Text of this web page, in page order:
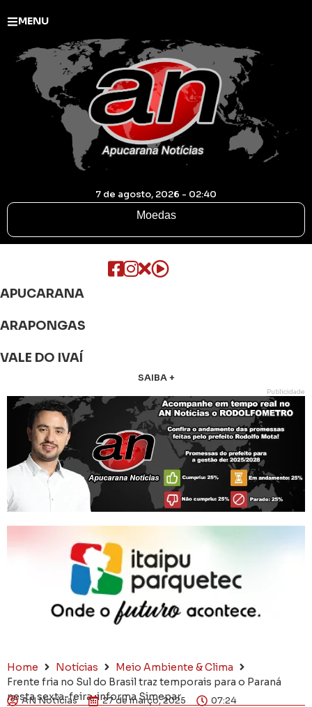
MENU
7 de agosto, 2026 - 02:40
Moedas
APUCARANA
ARAPONGAS
VALE DO IVAÍ
SAIBA +
Publicidade
Home Notícias
Meio Ambiente & Clima
Frente fria no Sul do Brasil traz temporais para o Paraná
nesta sexta-feira, informa Simepar
AN Notícias 27 de março, 2025
07:24